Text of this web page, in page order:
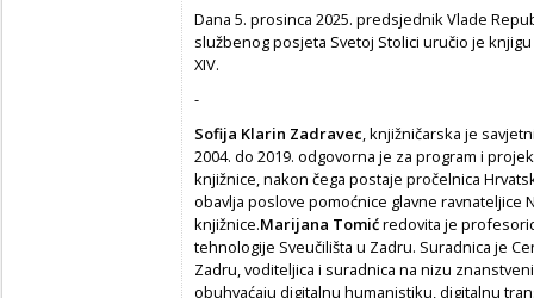
Dana 5. prosinca 2025. predsjednik Vlade
službenog posjeta Svetoj Stolici uručio je knjigu
XIV.
-
Sofija Klarin Zadravec, knjižničarska je
2004. do 2019. odgovorna je za program i
knjižnice, nakon čega postaje pročelnica
obavlja poslove pomoćnice glavne ravnateljice
knjižnice.Marijana Tomićredovita je
tehnologije Sveučilišta u Zadru. Suradnica je
Zadru, voditeljica i suradnica na nizu
obuhvaćaju digitalnu humanistiku, digitalnu